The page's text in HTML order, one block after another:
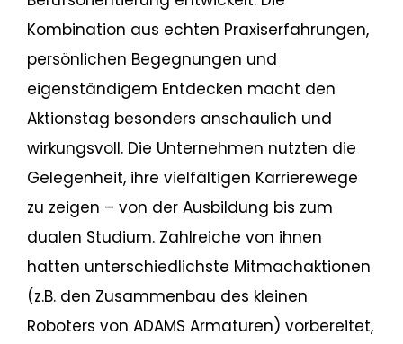
Kombination aus echten Praxiserfahrungen,
persönlichen Begegnungen und
eigenständigem Entdecken macht den
Aktionstag besonders anschaulich und
wirkungsvoll. Die Unternehmen nutzten die
Gelegenheit, ihre vielfältigen Karrierewege
zu zeigen – von der Ausbildung bis zum
dualen Studium. Zahlreiche von ihnen
hatten unterschiedlichste Mitmachaktionen
(z.B. den Zusammenbau des kleinen
Roboters von ADAMS Armaturen) vorbereitet,